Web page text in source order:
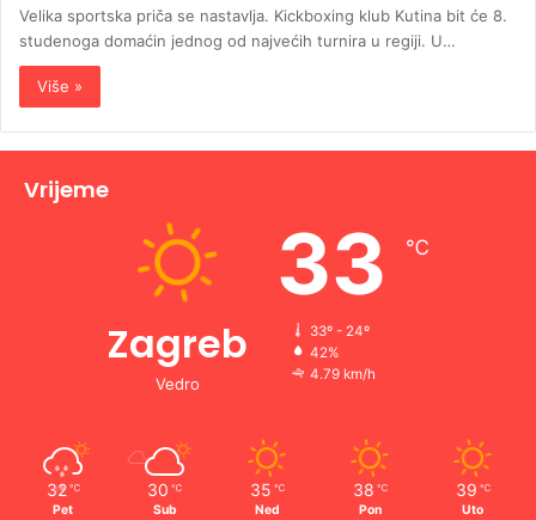
Velika sportska priča se nastavlja. Kickboxing klub Kutina bit će 8.
studenoga domaćin jednog od najvećih turnira u regiji. U…
Više »
Vrijeme
Zagreb
Vedro
33 ℃
33º - 24º
42%
4.79 km/h
32 ℃
Pet
30 ℃
Sub
35 ℃
Ned
38 ℃
Pon
39 ℃
Uto